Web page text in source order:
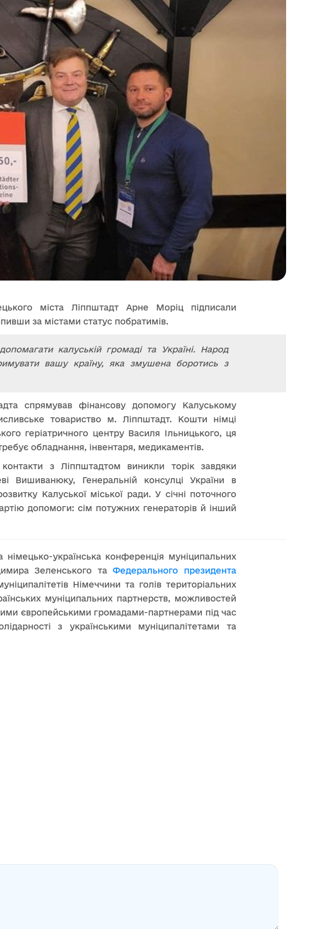
міста Ліппштадт Арне Моріц підписали
за містами статус побратимів.
калуській громаді та Україні. Народ
вашу країну, яка змушена боротись з
спрямував фінансову допомогу Калуському
товариство м. Ліппштадт. Кошти німці
геріатричного центру Василя Ільницького, ця
обладнання, інвентаря, медикаментів.
з Ліппштадтом виникли торік завдяки
Вишиванюку, Генеральній консулці України в
Калуської міської ради. У січні поточного
допомоги: сім потужних генераторів й інший
українська конференція муніципальних
Зеленського таФедерального президента
Німеччини та голів територіальних
муніципальних партнерств, можливостей
європейськими громадами-партнерами під час
з українськими муніципалітетами та